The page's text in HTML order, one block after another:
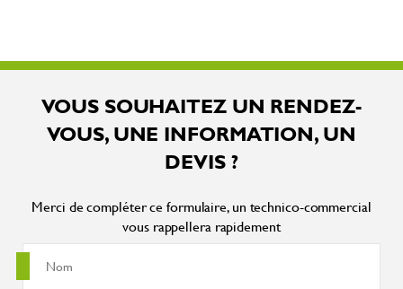
VOUS SOUHAITEZ UN RENDEZ-
VOUS, UNE INFORMATION, UN
DEVIS ?
Merci de compléter ce formulaire, un technico-commercial
vous rappellera rapidement